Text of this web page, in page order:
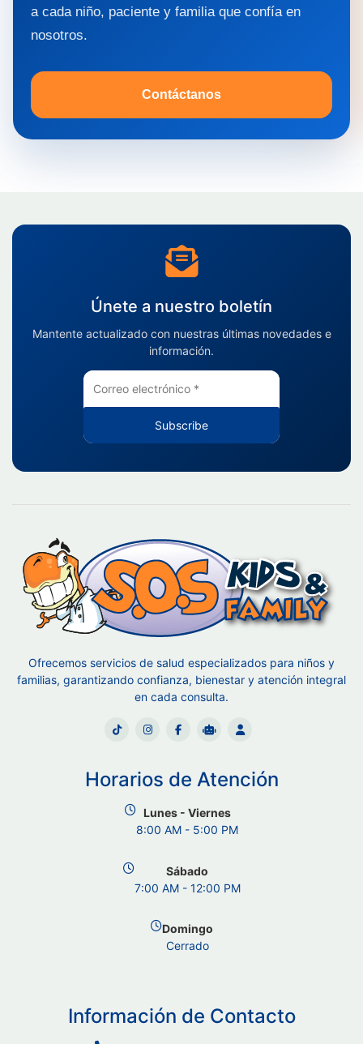
a cada niño, paciente y familia que confía en
nosotros.
Contáctanos
Únete a nuestro boletín
Mantente actualizado con nuestras últimas novedades e
información.
Subscribe
Ofrecemos servicios de salud especializados para niños y
familias, garantizando confianza, bienestar y atención integral
en cada consulta.
Horarios de Atención
Lunes - Viernes
8:00 AM - 5:00 PM
Sábado
7:00 AM - 12:00 PM
Domingo
Cerrado
Información de Contacto